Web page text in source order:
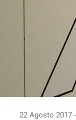
22 Agosto 2017